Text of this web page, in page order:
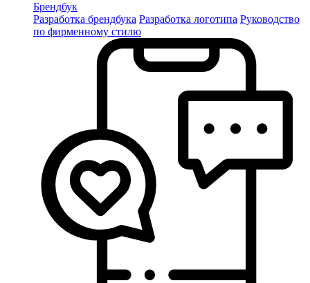
Брендбук
Разработка брендбука Разработка логотипа Руководство
по фирменному стилю